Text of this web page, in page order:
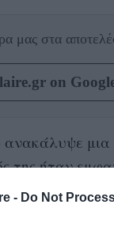
- Do Not
μας στα
on
μια
της ήταν
ενός
αλήθεια για